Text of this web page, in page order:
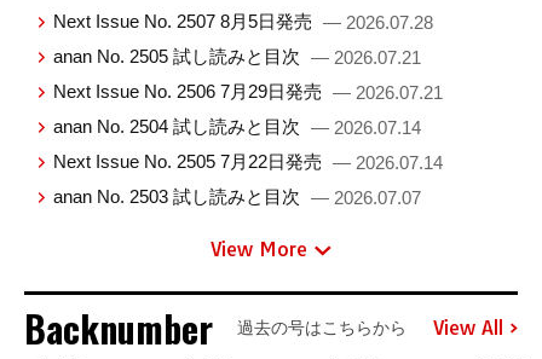
Next Issue No. 2507 8月5日発売 — 2026.07.28
anan No. 2505 試し読みと目次 — 2026.07.21
Next Issue No. 2506 7月29日発売 — 2026.07.21
anan No. 2504 試し読みと目次 — 2026.07.14
Next Issue No. 2505 7月22日発売 — 2026.07.14
anan No. 2503 試し読みと目次 — 2026.07.07
View More
Backnumber 過去の号はこちらから View All